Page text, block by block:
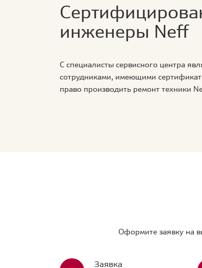
инженеры Neff
С специалисты сервисного центра
сотрудниками, имеющими
право производить ремонт техники
Оформите заявку на
Заявка